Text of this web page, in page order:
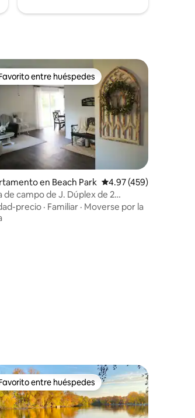
4.93 de 5, 178 reseñas
entre huéspedes preferido
entre huéspedes
en Beach Park Calificación promedio:
4.97 (459)
de campo de J. Dúplex de 2
precio · Familiar · Moverse por la
entre huéspedes preferido
entre huéspedes